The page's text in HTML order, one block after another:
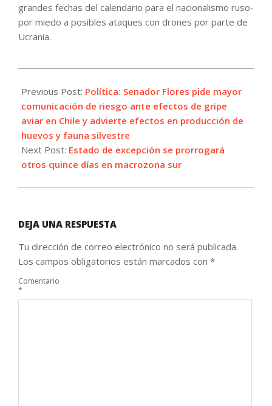
grandes fechas del calendario para el nacionalismo ruso-
por miedo a posibles ataques con drones por parte de
Ucrania.
05-
09
Previous Post: Política: Senador Flores pide mayor
comunicación de riesgo ante efectos de gripe
aviar en Chile y advierte efectos en producción de
huevos y fauna silvestre
Next Post: Estado de excepción se prorrogará
otros quince días en macrozona sur
DEJA UNA RESPUESTA
Tu dirección de correo electrónico no será publicada.
Los campos obligatorios están marcados con *
Comentario
*